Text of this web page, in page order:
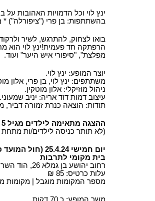
ינץ לוי וכל הדמויות האהובות
בהשתתפות: בן פרי ("ציפורלה") *
בואו לצחוק, להתרגש, לשיר
הרפתקה חד פעמית!ינץ לוי הוא
מפלצת", "סיפורי איש היער" ועוד.
יוצר המופע: ינץ לוי.
משתתפים: ינץ לוי, בן פרי, אלון
ניהול מוזיקלי: אלון מוטקין.
עיצוב דמות דוד אריה: יניב שמעוני.
תודות: הוצאה כנרת זמורה דביר,
ההצגה מתאימה לילדים מגיל 5 ולכל המשפחה
(לא תותר כניסה לילדים/ות מתחת לגיל 3
יום חמישי 25.4.24 (חול המועד פסח) | כניסת קהל 16:30, תחילת מופע 17:00
בית מקומי לתרבות
רחוב יהושע בן גמלא 26, הוד השרון
עלות כרטיס: 85 ₪
מספר המקומות מוגבל | מקומות
משך המופע: כ 70 דקות